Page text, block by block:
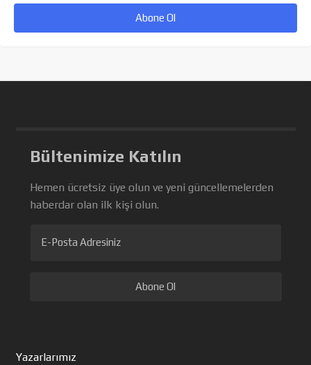
Bültenimize Katılın
Hemen ücretsiz üye olun ve yeni güncellemelerden
haberdar olan ilk kişi olun.
E-Posta Adresiniz
Yazarlarımız